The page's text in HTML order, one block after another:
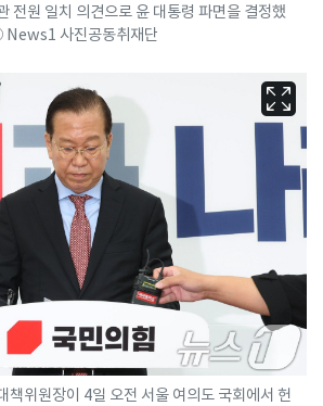
전원 일치 의견으로 윤 대통령 파면을 결정했
사진공동취재단
책위원장이 4일 오전 서울 여의도 국회에서 헌